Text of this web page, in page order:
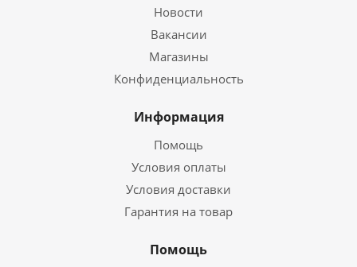
Новости
Вакансии
Магазины
Конфиденциальность
Информация
Помощь
Условия оплаты
Условия доставки
Гарантия на товар
Помощь